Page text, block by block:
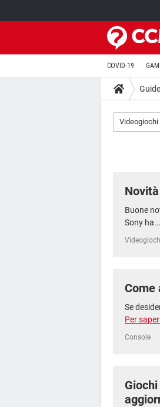
COVID-19
Guide
Videogiochi
Buone
Sony ha...
Come
Se
Per
Console